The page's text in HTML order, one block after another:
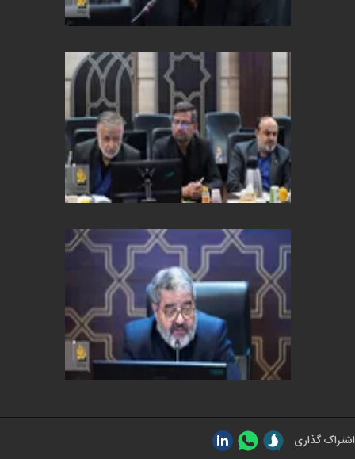
اشتراک گذاری